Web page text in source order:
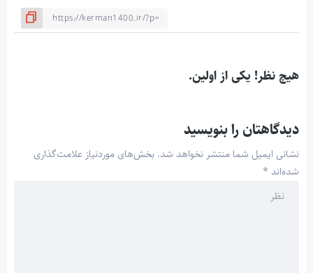
هیچ نظر! یکی از اولین.
دیدگاهتان را بنویسید
نشانی ایمیل شما منتشر نخواهد شد. بخش‌های موردنیاز علامت‌گذاری
شده‌اند *